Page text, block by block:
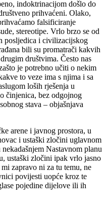
indoktrinacijom došlo do
prihvaćeni. Olako,
falsificiranje
stereotipe. Vrlo brzo se od
posljedica i civilizacijskog
bili su promatrači kakvih
društvima. Često nas
je potrebno učiti o nekim
to veze ima s njima i sa
loših rješenja u
činjenica, bez odgojnog
stava – objašnjava
arene i javnog prostora, u
i ustaški zločini uglavnom
Nastavnom planu
ustaški zločini ipak vrlo jasno
zapravo ni za tu temu, ne
povijesti uopće kroz te
pojedine dijelove ili ih